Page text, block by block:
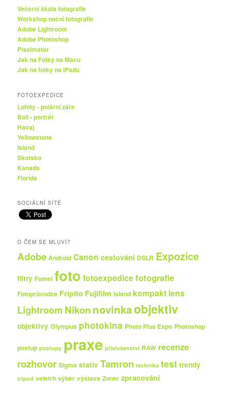
Večerní škola fotografie
Workshop noční fotografie
Adobe Lightroom
Adobe Photoshop
Pixelmator
Jak na Fotky na Macu
Jak na fotky na iPadu
FOTOEXPEDICE
Lofoty - polární záře
Bali - portrét
Havaj
Yellowstone
Island
Skotsko
Kanada
Florida
SOCIÁLNÍ SÍTĚ
O ČEM SE MLUVÍ?
Adobe Android Canon cestování DSLR Expozice
filtry Fomei foto fotoexpedice fotografie
Fotoprůvodce Fripito Fujifilm Island kompakt lens
Lightroom Nikonnovinkaobjektiv
objektivy Olympus photokina Photo Plus Expo Photoshop
postup postupy praxe příslušenství RAW recenze
rozhovor Sigma stativ Tamron technika test trendy
tripod veletrh výběr výstava Zoner zpracování